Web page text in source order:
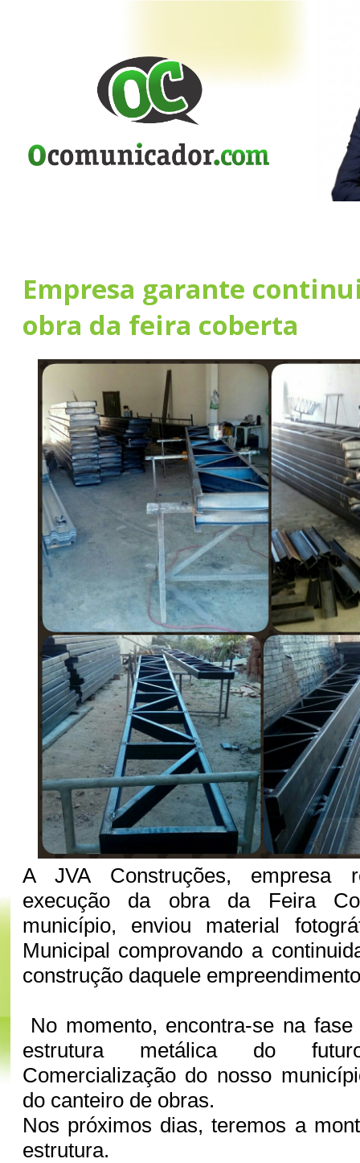
Empresa garante
obra da feira coberta
A JVA Construções, empresa
execução da obra da Feira
município, enviou material
Municipal comprovando a
construção daquele
No momento, encontra-se na
estrutura metálica do
Comercialização do nosso
do canteiro de obras.
Nos próximos dias, teremos a
estrutura.